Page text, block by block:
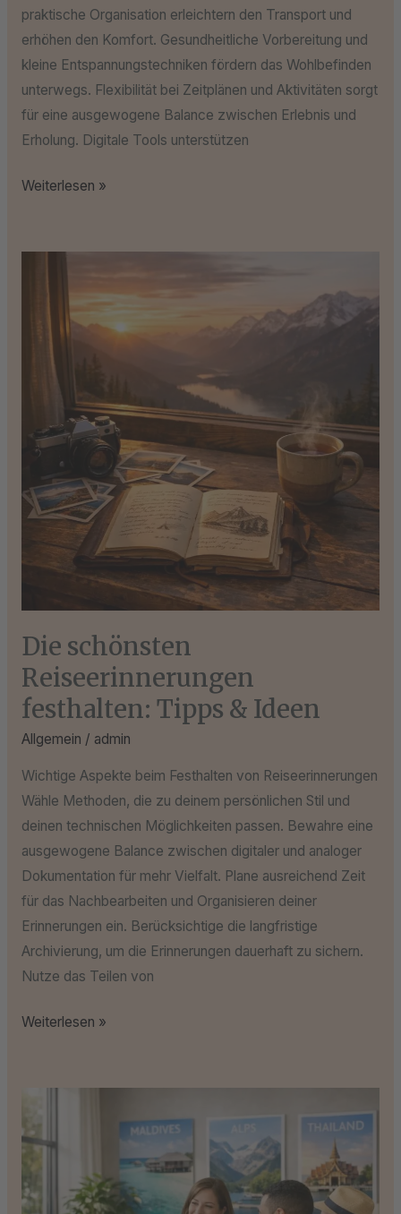
praktische Organisation erleichtern den Transport und
erhöhen den Komfort. Gesundheitliche Vorbereitung und
kleine Entspannungstechniken fördern das Wohlbefinden
unterwegs. Flexibilität bei Zeitplänen und Aktivitäten sorgt
für eine ausgewogene Balance zwischen Erlebnis und
Erholung. Digitale Tools unterstützen
Weiterlesen »
Die schönsten
Reiseerinnerungen
festhalten: Tipps & Ideen
Allgemein / admin
Wichtige Aspekte beim Festhalten von Reiseerinnerungen
Wähle Methoden, die zu deinem persönlichen Stil und
deinen technischen Möglichkeiten passen. Bewahre eine
ausgewogene Balance zwischen digitaler und analoger
Dokumentation für mehr Vielfalt. Plane ausreichend Zeit
für das Nachbearbeiten und Organisieren deiner
Erinnerungen ein. Berücksichtige die langfristige
Archivierung, um die Erinnerungen dauerhaft zu sichern.
Nutze das Teilen von
Reiseerinnerungen
festhalten:
Weiterlesen »
präsentieren
Reiseanbieter
ihre
Informationen